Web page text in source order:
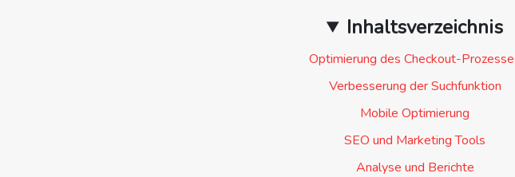
Inhaltsverzeichnis
Optimierung des Checkout-
Verbesserung der Suchfunktion
Mobile Optimierung
SEO und Marketing Tools
Analyse und Berichte